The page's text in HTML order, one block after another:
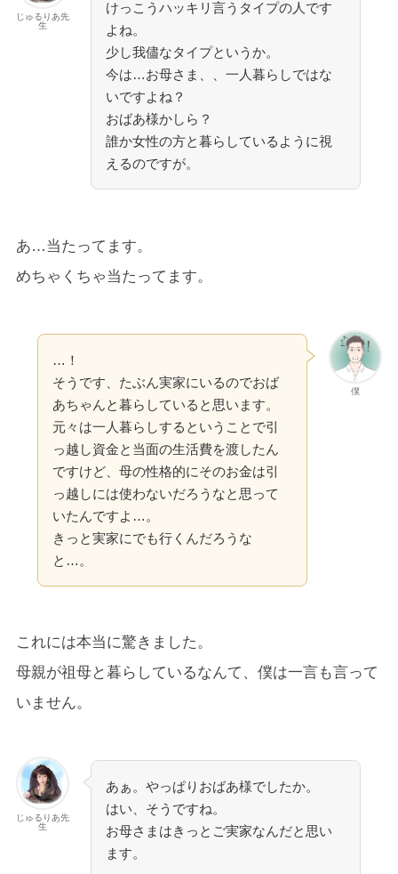
じゅるりあ先
生
けっこうハッキリ言うタイプの人です
よね。
少し我儘なタイプというか。
今は…お母さま、、一人暮らしではな
いですよね？
おばあ様かしら？
誰か女性の方と暮らしているように視
えるのですが。
あ…当たってます。
めちゃくちゃ当たってます。
僕
…！
そうです、たぶん実家にいるのでおば
あちゃんと暮らしていると思います。
元々は一人暮らしするということで引
っ越し資金と当面の生活費を渡したん
ですけど、母の性格的にそのお金は引
っ越しには使わないだろうなと思って
いたんですよ…。
きっと実家にでも行くんだろうな
と…。
これには本当に驚きました。
母親が祖母と暮らしているなんて、僕は一言も言って
いません。
じゅるりあ先
生
あぁ。やっぱりおばあ様でしたか。
はい、そうですね。
お母さまはきっとご実家なんだと思い
ます。